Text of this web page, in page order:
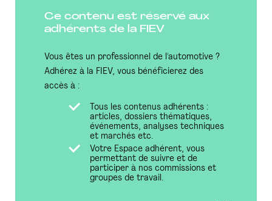
Ce contenu est réservé aux
adhérents de la FIEV
Vous êtes un professionnel de l'automotive ?
Adhérez à la FIEV, vous bénéficierez des
accès à :
Tous les contenus adhérents :
articles, dossiers thématiques,
événements, analyses techniques
et marchés etc.
Votre Espace adhérent, vous
permettant de suivre et de
participer à nos commissions et
groupes de travail.